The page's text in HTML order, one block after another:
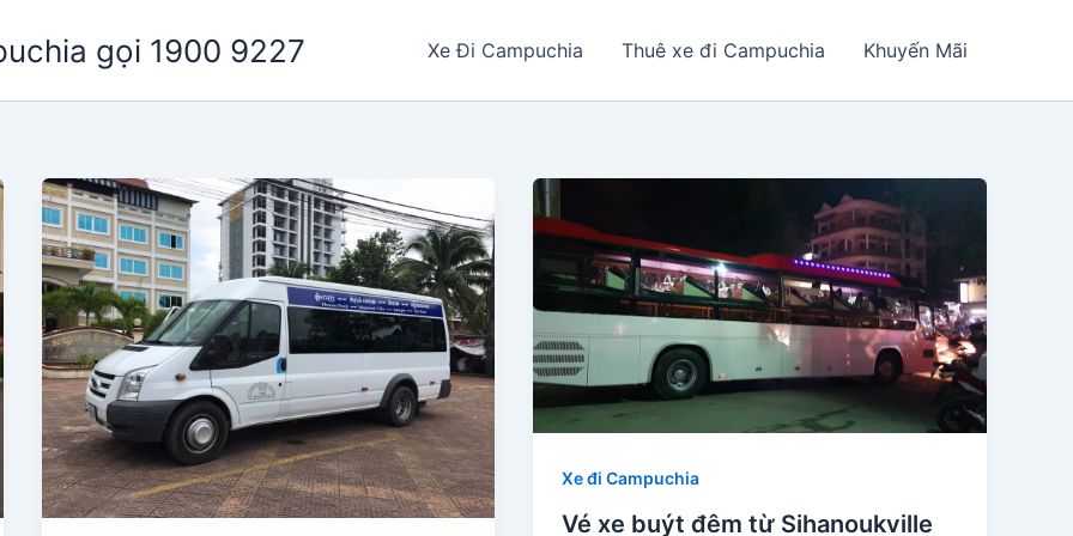
gọi 1900 9227 Xe Đi Campuchia Thuê xe đi Campuchia Khuyến Mãi
Xe đi Campuchia
Vé xe buýt đêm từ Sihanoukville